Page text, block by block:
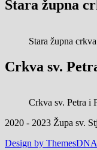
Stara župna
Stara župna
Crkva sv.
Crkva sv. Petra i
2020 - 2023 Župa sv.
Design by